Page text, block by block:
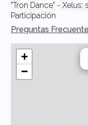
"Tron Dance" -
Participación
Preguntas
+
−